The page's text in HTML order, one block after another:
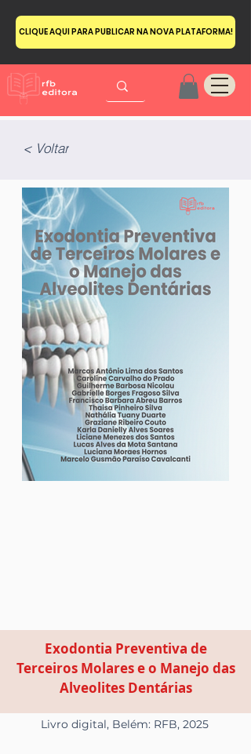
CLIQUE AQUI PARA PUBLICAR NA NOVA PLATAFORMA!
< Voltar
Exodontia Preventiva de
Terceiros Molares e o Manejo das
Alveolites Dentárias
Livro digital, Belém: RFB, 2025